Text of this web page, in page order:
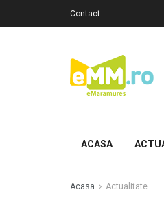
Contact
ACASA
Acasa Actualitate